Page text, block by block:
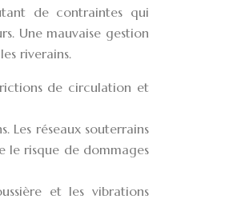
de contraintes qui
Une mauvaise gestion
riverains.
de circulation et
Les réseaux souterrains
le risque de dommages
et les vibrations